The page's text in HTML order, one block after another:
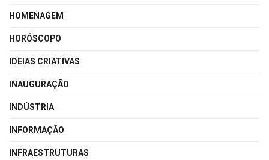
HOMENAGEM
HORÓSCOPO
IDEIAS CRIATIVAS
INAUGURAÇÃO
INDÚSTRIA
INFORMAÇÃO
INFRAESTRUTURAS